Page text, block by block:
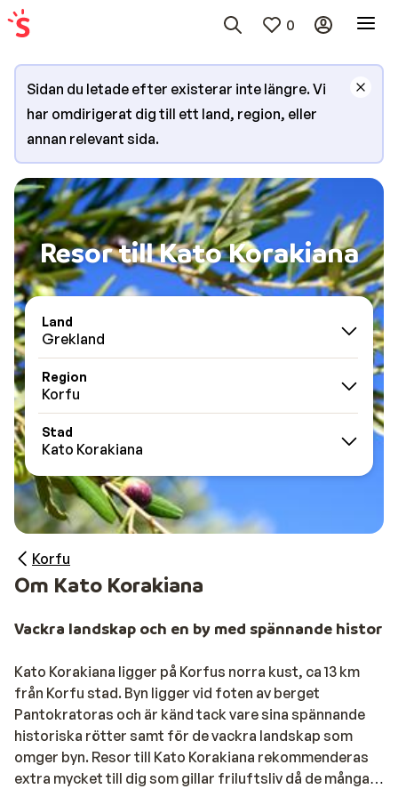
0
Sidan du letade efter existerar inte längre. Vi
har omdirigerat dig till ett land, region, eller
annan relevant sida.
Resor till Kato Korakiana
Land
Grekland
Region
Korfu
Stad
Kato Korakiana
Korfu
Om Kato Korakiana
Vackra landskap och en by med spännande historia
Kato Korakiana ligger på Korfus norra kust, ca 13 km
från Korfu stad. Byn ligger vid foten av berget
Pantokratoras och är känd tack vare sina spännande
historiska rötter samt för de vackra landskap som
omger byn. Resor till Kato Korakiana rekommenderas
extra mycket till dig som gillar friluftsliv då de många